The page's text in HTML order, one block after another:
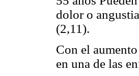
dolor o
(2,11).
Con el
en una de las